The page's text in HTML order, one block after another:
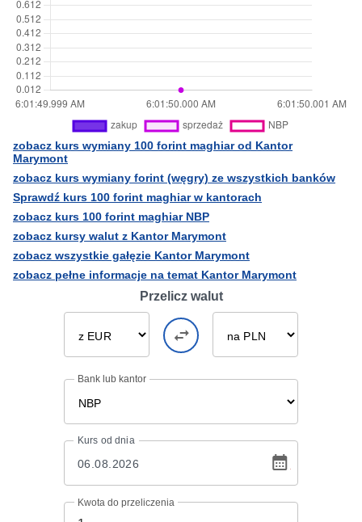
zobacz kurs wymiany 100 forint maghiar od Kantor
Marymont
zobacz kurs wymiany forint (węgry) ze wszystkich banków
Sprawdź kurs 100 forint maghiar w kantorach
zobacz kurs 100 forint maghiar NBP
zobacz kursy walut z Kantor Marymont
zobacz wszystkie gałęzie Kantor Marymont
zobacz pełne informacje na temat Kantor Marymont
Przelicz walut
Bank lub kantor
Kurs od dnia
Kwota do przeliczenia